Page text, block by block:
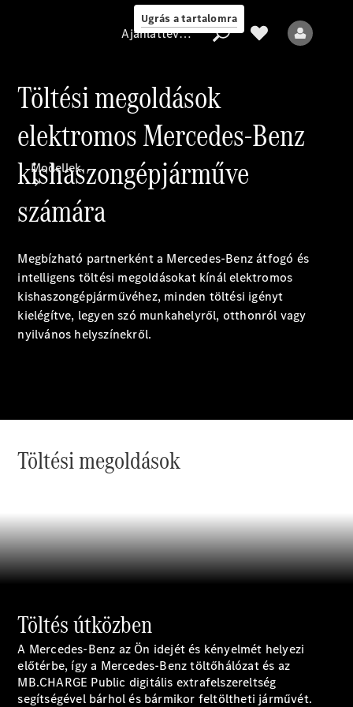
Ugrás a tartalomra
Ajánlattevő/adatvédelmi
irányelvek
Modellek
Minden modell
Elektromos
Sprinter
Sprinter
zárt
áruszállító
Sprinter
szimplafülkés
alváz
Sprinter
duplafülkés
Ajánlattevő/adatvédelmi irányelvek
Töltési megoldások
elektromos Mercedes-Benz
kishaszongépjárműve
számára
Megbízható partnerként a Mercedes-Benz átfogó és
intelligens töltési megoldásokat kínál elektromos
kishaszongépjárművéhez, minden töltési igényt
kielégítve, legyen szó munkahelyről, otthonról vagy
nyilvános helyszínekről.
Töltési megoldások
Töltés útközben
A Mercedes-Benz az Ön idejét és kényelmét helyezi
előtérbe, így a Mercedes-Benz töltőhálózat és az
MB.CHARGE Public digitális extrafelszereltség
segítségével bárhol és bármikor feltöltheti járművét.